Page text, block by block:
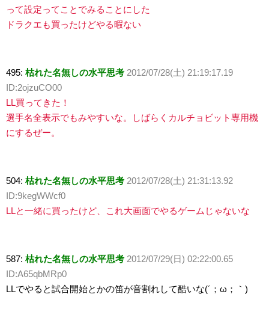
って設定ってことでみることにした
ドラクエも買ったけどやる暇ない
495: 枯れた名無しの水平思考 2012/07/28(土) 21:19:17.19
ID:2ojzuCO00
LL買ってきた！
選手名全表示でもみやすいな。しばらくカルチョビット専用機
にするぜー。
504: 枯れた名無しの水平思考 2012/07/28(土) 21:31:13.92
ID:9kegWWcf0
LLと一緒に買ったけど、これ大画面でやるゲームじゃないな
587: 枯れた名無しの水平思考 2012/07/29(日) 02:22:00.65
ID:A65qbMRp0
LLでやると試合開始とかの笛が音割れして酷いな(´；ω；｀)